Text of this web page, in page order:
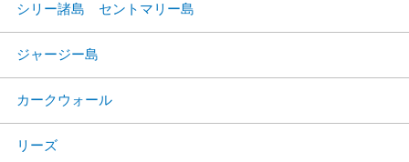
シリー諸島 セントマリー島
ジャージー島
カークウォール
リーズ